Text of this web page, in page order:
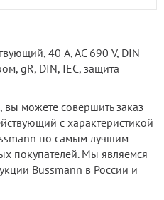
40 A, AC 690 V, DIN
gR, DIN, IEC, защита
вы можете совершить заказ
с характеристикой
по самым лучшим
покупателей. Мы являемся
Bussmann в России и